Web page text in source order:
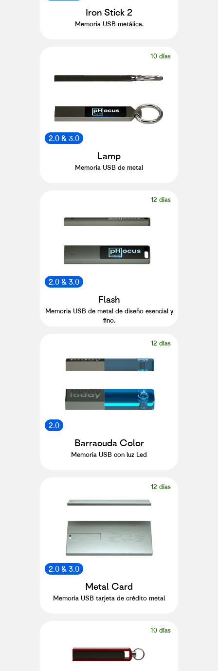
Iron Stick 2
Memoria USB metálica.
10 días
2.0 & 3.0
Lamp
Memoria USB de metal
12 días
2.0 & 3.0
Flash
Memoria USB de metal de diseño esencial y
fino.
12 días
2.0
Barracuda Color
Memoria USB con luz Led
12 días
2.0 & 3.0
Metal Card
Memoria USB tarjeta de crédito metal
10 días